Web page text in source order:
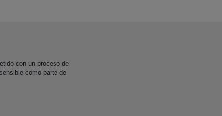
con un proceso de
como parte de